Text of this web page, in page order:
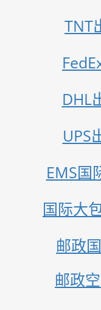
TNT
DHL
UPS
EMS国
国际大
邮政
邮政